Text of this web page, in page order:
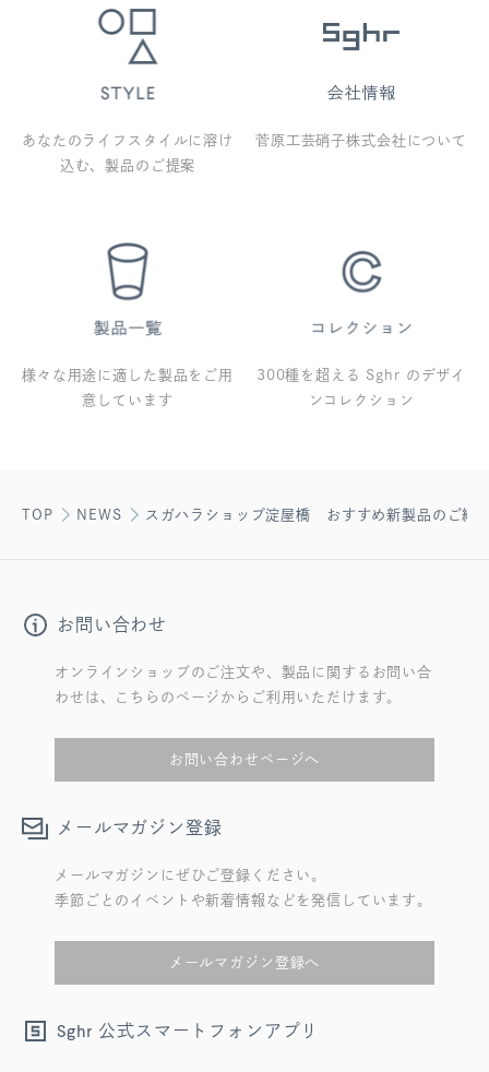
あなたのライフスタイルに溶け
込む、製品のご提案
菅原工芸硝子株式会社について
様々な用途に適した製品をご用
意しています
300種を超える Sghr のデザイ
ンコレクション
TOP NEWS スガハラショップ淀屋橋 おすすめ新製品のご紹
お問い合わせ
オンラインショップのご注文や、製品に関するお問い合
わせは、こちらのページからご利用いただけます。
お問い合わせページへ
メールマガジン登録
メールマガジンにぜひご登録ください。
季節ごとのイベントや新着情報などを発信しています。
メールマガジン登録へ
Sghr 公式スマートフォンアプリ